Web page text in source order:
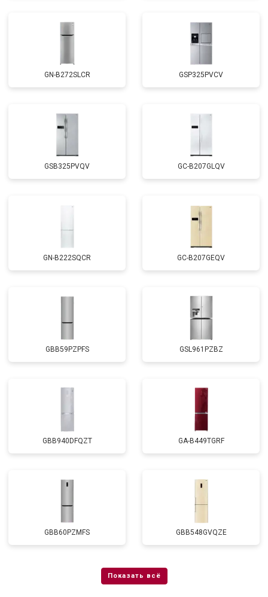
GN-B272SLCR GSP325PVCV
GSB325PVQV GC-B207GLQV
GN-B222SQCR GC-B207GEQV
GBB59PZPFS GSL961PZBZ
GBB940DFQZT GA-B449TGRF
GBB60PZMFS GBB548GVQZE